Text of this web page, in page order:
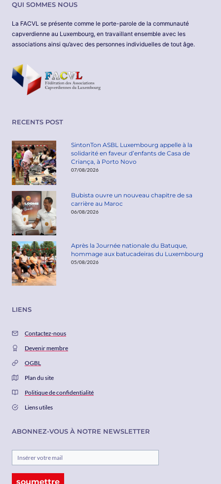
QUI SOMMES NOUS
La FACVL se présente comme le porte-parole de la communauté
capverdienne au Luxembourg, en travaillant ensemble avec les
associations ainsi qu’avec des personnes individuelles de tout âge.
RECENTS POST
SintonTon ASBL Luxembourg appelle à la
solidarité en faveur d’enfants de Casa de
Criança, à Porto Novo
07/08/2026
Bubista ouvre un nouveau chapitre de sa
carrière au Maroc
06/08/2026
Après la Journée nationale du Batuque,
hommage aux batucadeiras du Luxembourg
05/08/2026
LIENS
Contactez-nous
Devenir membre
OGBL
Plan du site
Politique de confidentialité
Liens utiles
ABONNEZ-VOUS À NOTRE NEWSLETTER
soumettre